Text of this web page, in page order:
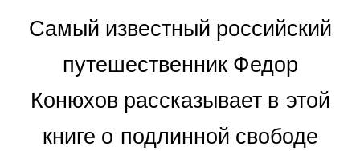
Самый известный российский
путешественник Федор
Конюхов рассказывает в этой
книге о подлинной свободе